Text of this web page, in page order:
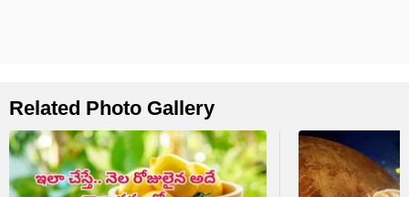
Related Photo Gallery